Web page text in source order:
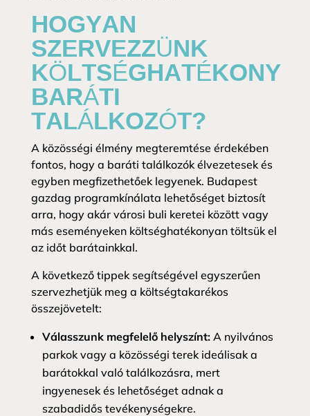
HOGYAN
SZERVEZZÜNK
KÖLTSÉGHATÉKONY
BARÁTI
TALÁLKOZÓT?
A közösségi élmény megteremtése érdekében
fontos, hogy a baráti találkozók élvezetesek és
egyben megfizethetőek legyenek. Budapest
gazdag programkínálata lehetőséget biztosít
arra, hogy akár városi buli keretei között vagy
más eseményeken költséghatékonyan töltsük el
az időt barátainkkal.
A következő tippek segítségével egyszerűen
szervezhetjük meg a költségtakarékos
összejövetelt:
Válasszunk megfelelő helyszínt:A nyilvános
parkok vagy a közösségi terek ideálisak a
barátokkal való találkozásra, mert
ingyenesek és lehetőséget adnak a
szabadidős tevékenységekre.